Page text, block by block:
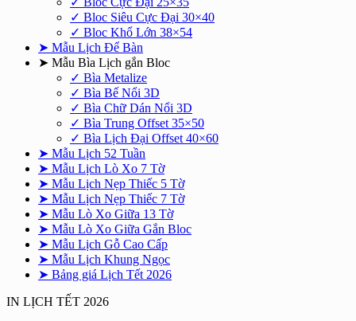
✓ Bloc Siêu Cực Đại 30×40
✓ Bloc Khổ Lớn 38×54
➤ Mẫu Lịch Để Bàn
➤ Mẫu Bìa Lịch gắn Bloc
✓ Bìa Metalize
✓ Bìa Bế Nổi 3D
✓ Bìa Chữ Dán Nổi 3D
✓ Bìa Trung Offset 35×50
✓ Bìa Lịch Đại Offset 40×60
➤ Mẫu Lịch 52 Tuần
➤ Mẫu Lịch Lò Xo 7 Tờ
➤ Mẫu Lịch Nẹp Thiếc 5 Tờ
➤ Mẫu Lịch Nẹp Thiếc 7 Tờ
➤ Mẫu Lò Xo Giữa 13 Tờ
➤ Mẫu Lò Xo Giữa Gắn Bloc
➤ Mẫu Lịch Gỗ Cao Cấp
➤ Mẫu Lịch Khung Ngọc
➤ Bảng giá Lịch Tết 2026
IN LỊCH TẾT 2026